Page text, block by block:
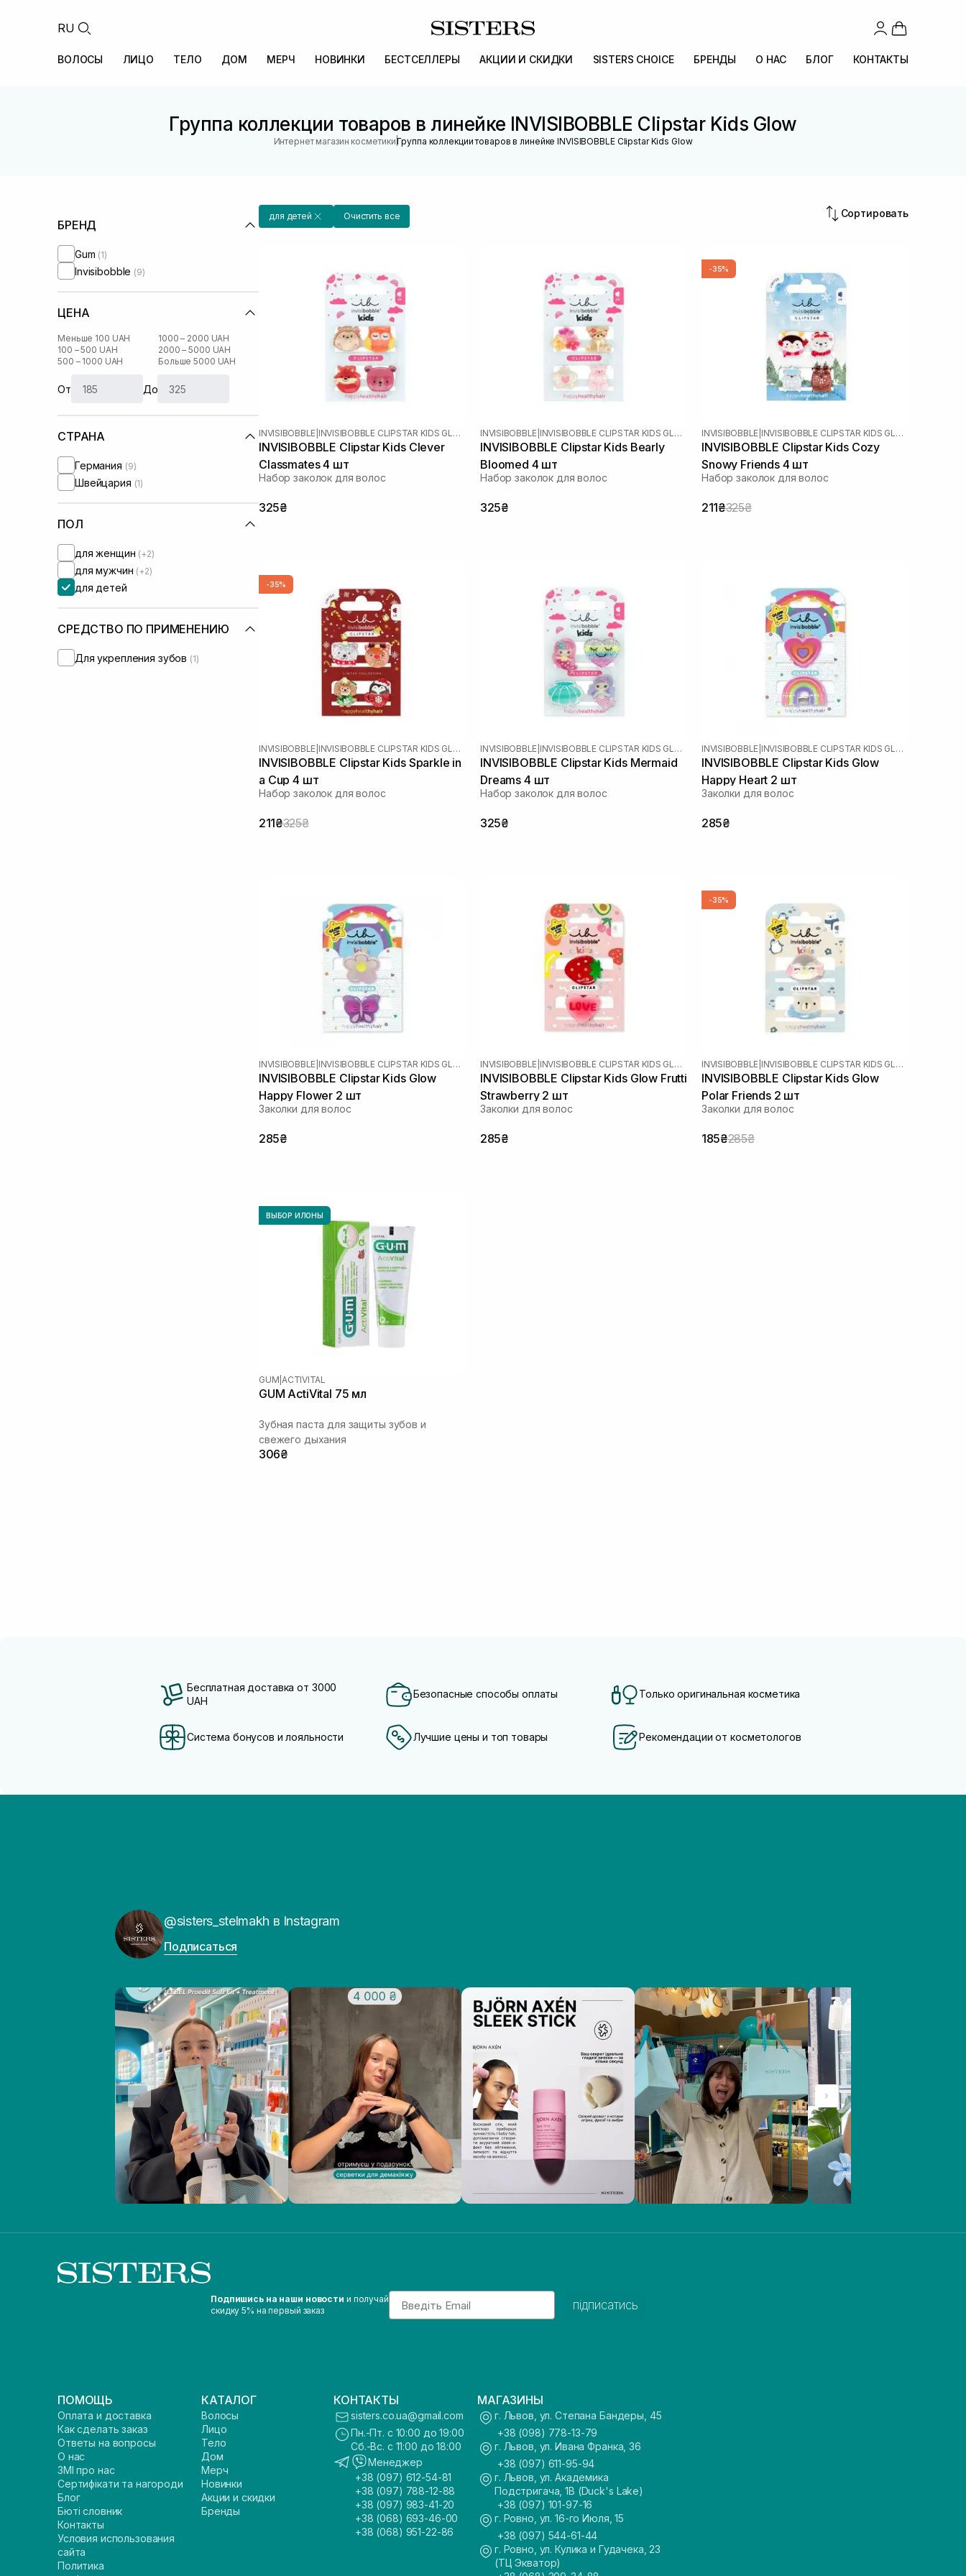
RU
ВОЛОСЫ ЛИЦО ТЕЛО ДОМ МЕРЧ НОВИНКИ БЕСТСЕЛЛЕРЫ АКЦИИ И СКИДКИ SISTERS CHOICE БРЕНДЫ О НАС БЛОГ КОНТАКТЫ
Группа коллекции товаров в линейке INVISIBOBBLE Clipstar Kids Glow
Интернет магазин косметики |Группа коллекции товаров в линейке INVISIBOBBLE Clipstar Kids Glow
БРЕНД
Gum (1)
Invisibobble (9)
ЦЕНА
Меньше 100 UAH
100 – 500 UAH
500 – 1000 UAH
1000 – 2000 UAH
2000 – 5000 UAH
Больше 5000 UAH
От До
СТРАНА
Германия (9)
Швейцария (1)
ПОЛ
для женщин (+2)
для мужчин (+2)
для детей
СРЕДСТВО ПО ПРИМЕНЕНИЮ
Для укрепления зубов (1)
для детей Очистить все Сортировать
INVISIBOBBLE INVISIBOBBLE CLIPSTAR KIDS GLOW
INVISIBOBBLE Clipstar Kids Clever
Classmates 4 шт
Набор заколок для волос
325₴
INVISIBOBBLE INVISIBOBBLE CLIPSTAR KIDS GLOW
INVISIBOBBLE Clipstar Kids Bearly
Bloomed 4 шт
Набор заколок для волос
325₴
-35%
INVISIBOBBLE INVISIBOBBLE CLIPSTAR KIDS GLOW
INVISIBOBBLE Clipstar Kids Cozy
Snowy Friends 4 шт
Набор заколок для волос
211₴325₴
-35%
INVISIBOBBLE INVISIBOBBLE CLIPSTAR KIDS GLOW
INVISIBOBBLE Clipstar Kids Sparkle in
a Cup 4 шт
Набор заколок для волос
211₴325₴
INVISIBOBBLE INVISIBOBBLE CLIPSTAR KIDS GLOW
INVISIBOBBLE Clipstar Kids Mermaid
Dreams 4 шт
Набор заколок для волос
325₴
INVISIBOBBLE INVISIBOBBLE CLIPSTAR KIDS GLOW
INVISIBOBBLE Clipstar Kids Glow
Happy Heart 2 шт
Заколки для волос
285₴
INVISIBOBBLE INVISIBOBBLE CLIPSTAR KIDS GLOW
INVISIBOBBLE Clipstar Kids Glow
Happy Flower 2 шт
Заколки для волос
285₴
INVISIBOBBLE INVISIBOBBLE CLIPSTAR KIDS GLOW
INVISIBOBBLE Clipstar Kids Glow Frutti
Strawberry 2 шт
Заколки для волос
285₴
-35%
INVISIBOBBLE INVISIBOBBLE CLIPSTAR KIDS GLOW
INVISIBOBBLE Clipstar Kids Glow
Polar Friends 2 шт
Заколки для волос
185₴285₴
ВЫБОР ИЛОНЫ
GUM ACTIVITAL
GUM ActiVital 75 мл
Зубная паста для защиты зубов и
свежего дыхания
306₴
Бесплатная доставка от 3000
UAH
Безопасные способы оплаты Только оригинальная косметика
Система бонусов и лояльности Лучшие цены и топ товары Рекомендации от косметологов
@sisters_stelmakh в Instagram
Подписаться
Подпишись на наши новости и получай
скидку 5% на первый заказ
Email
підписатись
ПОМОЩЬ
Оплата и доставка
Как сделать заказ
Ответы на вопросы
О нас
ЗМІ про нас
Сертифікати та нагороди
Блог
Бюті словник
Контакты
Условия использования
сайта
Политика
КАТАЛОГ
Волосы
Лицо
Тело
Дом
Мерч
Новинки
Акции и скидки
Бренды
КОНТАКТЫ
sisters.co.ua@gmail.com
Пн.-Пт. с 10:00 до 19:00
Сб.-Вс. с 11:00 до 18:00
Менеджер
+38 (097) 612-54-81
+38 (097) 788-12-88
+38 (097) 983-41-20
+38 (068) 693-46-00
+38 (068) 951-22-86
МАГАЗИНЫ
г. Львов, ул. Степана Бандеры, 45
+38 (098) 778-13-79
г. Львов, ул. Ивана Франка, 36
+38 (097) 611-95-94
г. Львов, ул. Академика
Подстригача, 1В (Duck's Lake)
+38 (097) 101-97-16
г. Ровно, ул. 16-го Июля, 15
+38 (097) 544-61-44
г. Ровно, ул. Кулика и Гудачека, 23
(ТЦ Экватор)